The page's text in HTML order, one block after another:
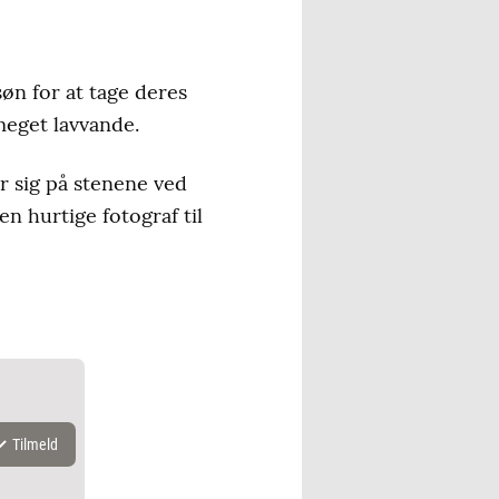
for at tage deres
lavvande.
på stenene ved
hurtige fotograf til
Tilmeld